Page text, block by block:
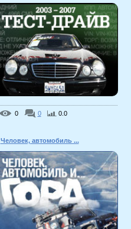
0 0 0.0
Человек, автомобиль ...